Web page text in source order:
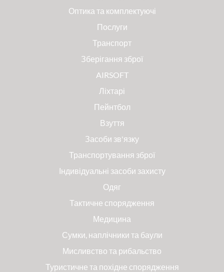
Оптика та комплектуючі
Послуги
Транспорт
Зберігання зброї
AIRSOFT
Ліхтарі
Пейнтбол
Взуття
Засоби зв'язку
Транспортування зброї
Індивідуальні засоби захисту
Одяг
Тактичне спорядження
Медицина
Сумки, наплічники та баули
Мисливство та рибальство
Туристичне та похідне спорядження